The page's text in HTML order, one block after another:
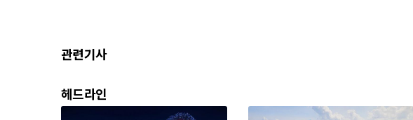
관련기사
헤드라인